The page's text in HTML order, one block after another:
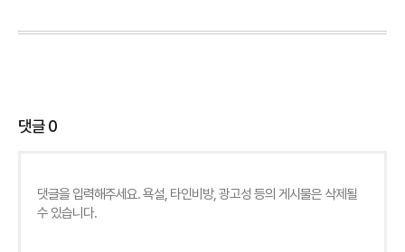
댓글0